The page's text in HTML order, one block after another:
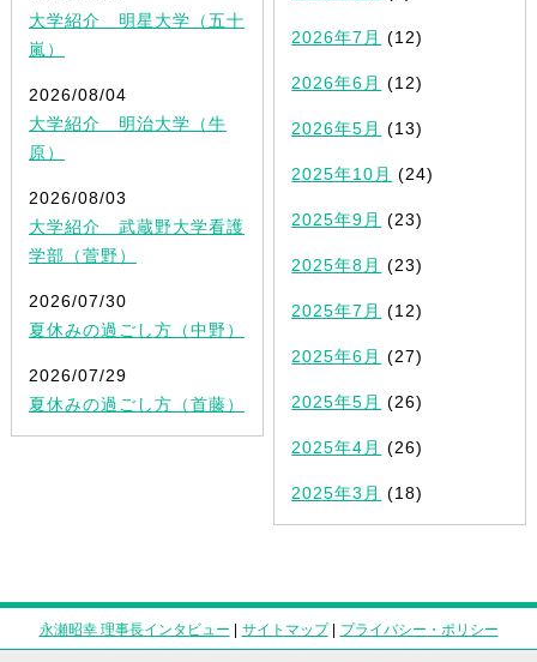
大学紹介 明星大学（五十
嵐）
2026/08/04
大学紹介 明治大学（牛
原）
2026/08/03
大学紹介 武蔵野大学看護
学部（菅野）
2026/07/30
夏休みの過ごし方（中野）
2026/07/29
夏休みの過ごし方（首藤）
2026年7月 (12)
2026年6月 (12)
2026年5月 (13)
2025年10月 (24)
2025年9月 (23)
2025年8月 (23)
2025年7月 (12)
2025年6月 (27)
2025年5月 (26)
2025年4月 (26)
2025年3月 (18)
永瀬昭幸 理事長インタビュー | サイトマップ| プライバシー・ポリシー